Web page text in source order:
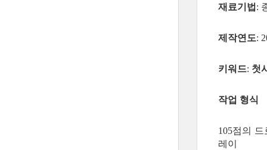
재료기법:
제작연도:
키워드: 첫
작업 형식
105점의 드
레이